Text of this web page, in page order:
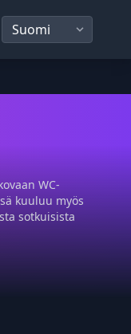
WC-
kuuluu myös
sotkuisista